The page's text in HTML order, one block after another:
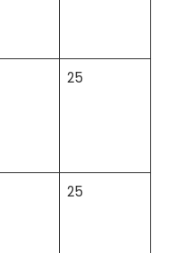
25
25